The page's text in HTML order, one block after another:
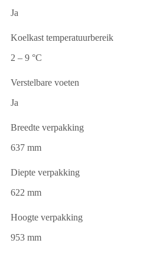
Ja
Koelkast temperatuurbereik
2 – 9 °C
Verstelbare voeten
Ja
Breedte verpakking
637 mm
Diepte verpakking
622 mm
Hoogte verpakking
953 mm